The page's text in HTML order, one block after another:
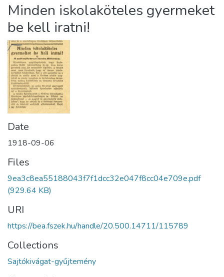
About us
Minden iskolaköteles gyermeket
be kell iratni!
Date
1918-09-06
Files
9ea3c8ea55188043f7f1dcc32e047f8cc04e709e.pdf
(929.64 KB)
URI
https://bea.fszek.hu/handle/20.500.14711/115789
Collections
Sajtókivágat-gyűjtemény